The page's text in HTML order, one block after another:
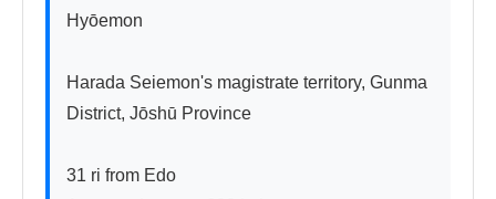
Hyōemon
Harada Seiemon's magistrate territory, Gunma
District, Jōshū Province
31 ri from Edo